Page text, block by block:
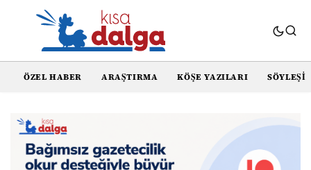
ÖZEL HABER ARAŞTIRMA KÖŞE YAZILARI SÖYLEŞI